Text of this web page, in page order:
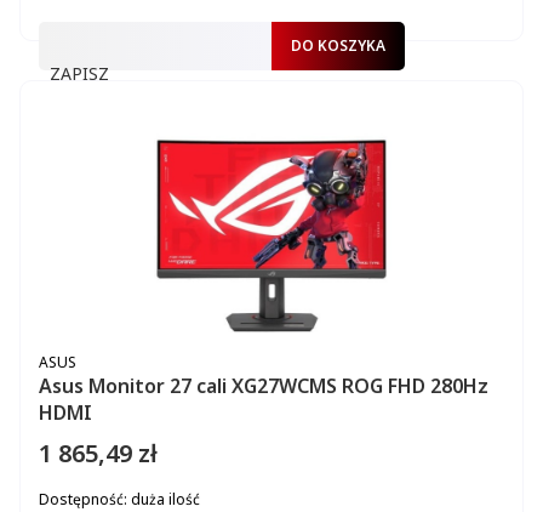
ZAPISZ
DO KOSZYKA
Asus Monitor 27 cali XG27WCMS ROG FHD 280Hz
HDMI
PRODUCENT
ASUS
Cena
1 865,49 zł
Dostępność: duża ilość